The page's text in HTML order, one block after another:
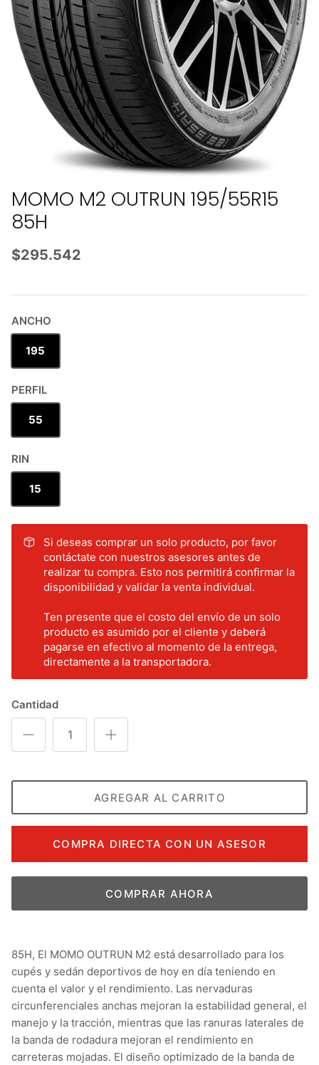
MOMO M2 OUTRUN 195/55R15
85H
$295.542
ANCHO
195
PERFIL
55
RIN
15
Si deseas comprar un solo producto, por favor
contáctate con nuestros asesores antes de
realizar tu compra. Esto nos permitirá confirmar la
disponibilidad y validar la venta individual.
Ten presente que el costo del envío de un solo
producto es asumido por el cliente y deberá
pagarse en efectivo al momento de la entrega,
directamente a la transportadora.
Cantidad
AGREGAR AL CARRITO
COMPRA DIRECTA CON UN ASESOR
COMPRAR AHORA
85H, El MOMO OUTRUN M2 está desarrollado para los
cupés y sedán deportivos de hoy en día teniendo en
cuenta el valor y el rendimiento. Las nervaduras
circunferenciales anchas mejoran la estabilidad general, el
manejo y la tracción, mientras que las ranuras laterales de
la banda de rodadura mejoran el rendimiento en
carreteras mojadas. El diseño optimizado de la banda de